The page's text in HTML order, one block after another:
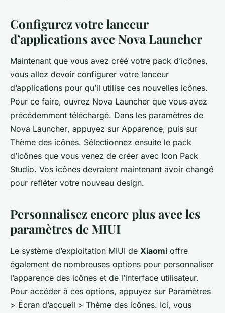
Configurez votre lanceur
d’applications avec Nova Launcher
Maintenant que vous avez créé votre pack d’icônes,
vous allez devoir configurer votre lanceur
d’applications pour qu’il utilise ces nouvelles icônes.
Pour ce faire, ouvrez Nova Launcher que vous avez
précédemment téléchargé. Dans les paramètres de
Nova Launcher, appuyez sur Apparence, puis sur
Thème des icônes. Sélectionnez ensuite le pack
d’icônes que vous venez de créer avec Icon Pack
Studio. Vos icônes devraient maintenant avoir changé
pour refléter votre nouveau design.
Personnalisez encore plus avec les
paramètres de MIUI
Le système d’exploitation MIUI de Xiaomi offre
également de nombreuses options pour personnaliser
l’apparence des icônes et de l’interface utilisateur.
Pour accéder à ces options, appuyez sur Paramètres
> Écran d’accueil > Thème des icônes. Ici, vous